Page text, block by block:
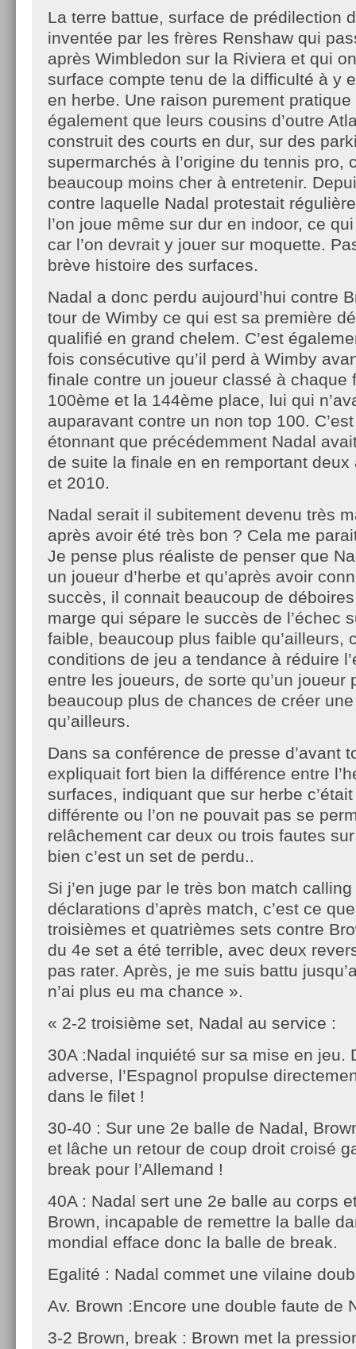
La terre battue, surface de prédilection
inventée par les frères Renshaw qui
après Wimbledon sur la Riviera et qui
surface compte tenu de la difficulté à y
en herbe. Une raison purement
également que leurs cousins d’outre
construit des courts en dur, sur des
supermarchés à l’origine du tennis pro,
beaucoup moins cher à entretenir.
contre laquelle Nadal protestait
l’on joue même sur dur en indoor, ce
car l’on devrait y jouer sur moquette.
brève histoire des surfaces.
Nadal a donc perdu aujourd’hui contre
tour de Wimby ce qui est sa première
qualifié en grand chelem. C’est
fois consécutive qu’il perd à Wimby
finale contre un joueur classé à chaque
100ème et la 144ème place, lui qui
auparavant contre un non top 100.
étonnant que précédemment Nadal
de suite la finale en en remportant
et 2010.
Nadal serait il subitement devenu très
après avoir été très bon ? Cela me
Je pense plus réaliste de penser que
un joueur d’herbe et qu’après avoir
succès, il connait beaucoup de
marge qui sépare le succès de l’échec
faible, beaucoup plus faible qu’ailleurs,
conditions de jeu a tendance à réduire
entre les joueurs, de sorte qu’un joueur
beaucoup plus de chances de créer
qu’ailleurs.
Dans sa conférence de presse d’avant
expliquait fort bien la différence entre
surfaces, indiquant que sur herbe
différente ou l’on ne pouvait pas se
relâchement car deux ou trois fautes
bien c’est un set de perdu..
Si j’en juge par le très bon match
déclarations d’après match, c’est ce
troisièmes et quatrièmes sets contre
du 4e set a été terrible, avec deux
pas rater. Après, je me suis battu
n’ai plus eu ma chance ».
« 2-2 troisième set, Nadal au service :
30A :Nadal inquiété sur sa mise en jeu.
adverse, l’Espagnol propulse
dans le filet !
30-40 : Sur une 2e balle de Nadal,
et lâche un retour de coup droit croisé
break pour l’Allemand !
40A : Nadal sert une 2e balle au corps
Brown, incapable de remettre la balle
mondial efface donc la balle de break.
Egalité : Nadal commet une vilaine
Av. Brown :Encore une double faute de
3-2 Brown, break : Brown met la